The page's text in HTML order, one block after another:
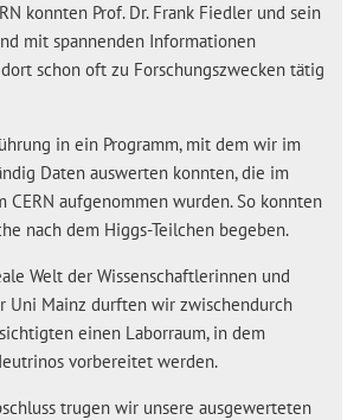
konnten Prof. Dr. Frank Fiedler und sein
mit spannenden Informationen
schon oft zu Forschungszwecken tätig
in ein Programm, mit dem wir im
Daten auswerten konnten, die im
CERN aufgenommen wurden. So konnten
nach dem Higgs-Teilchen begeben.
Welt der Wissenschaftlerinnen und
Uni Mainz durften wir zwischendurch
einen Laborraum, in dem
vorbereitet werden.
trugen wir unsere ausgewerteten